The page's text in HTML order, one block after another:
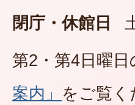
閉庁・休館日
第2・第4日曜
案内」 をご覧く